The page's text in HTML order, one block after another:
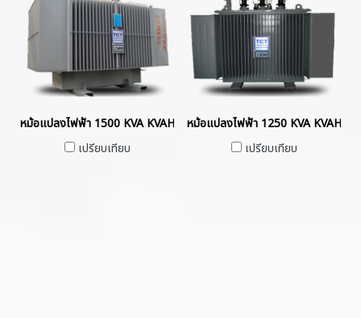
หม้อแปลงไฟฟ้า 1500 KVA KVAHermetically Sealed without Gas
เปรียบเทียบ
หม้อแปลงไฟฟ้า 1250 KVA
เปรียบเทียบ